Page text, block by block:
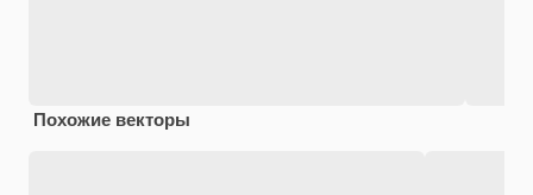
Похожие векторы